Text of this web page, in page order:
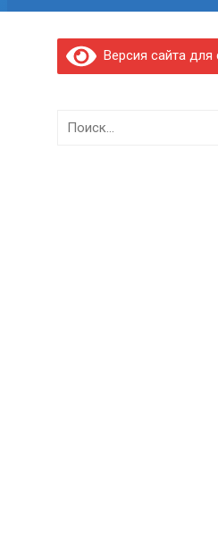
Версия сайта для
Найти: